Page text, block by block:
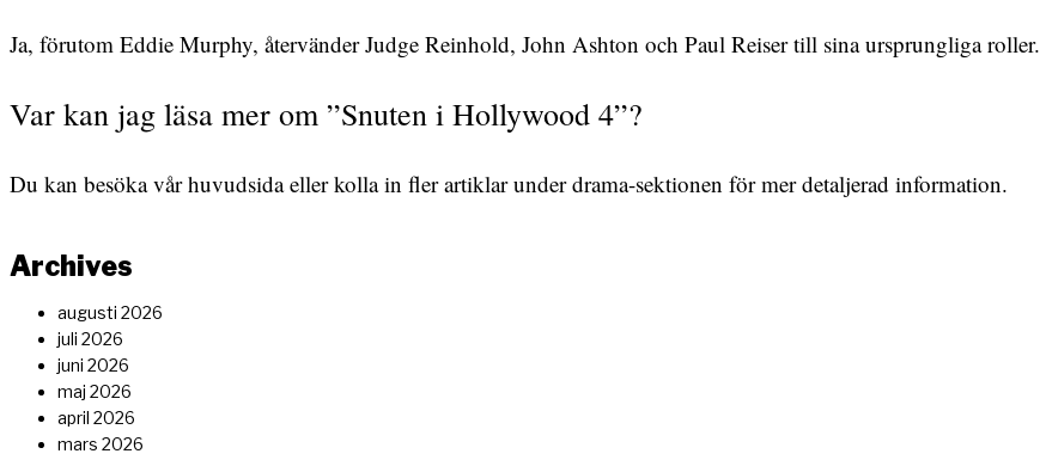
Ja, förutom Eddie Murphy, återvänder Judge Reinhold, John Ashton och Paul Reiser till sina ursprungliga roller.
Var kan jag läsa mer om ”Snuten i Hollywood 4”?
Du kan besöka vårhuvudsidaeller kolla in fler artiklar underdrama-sektionen för mer detaljerad information.
Archives
augusti 2026
juli 2026
juni 2026
maj 2026
april 2026
mars 2026